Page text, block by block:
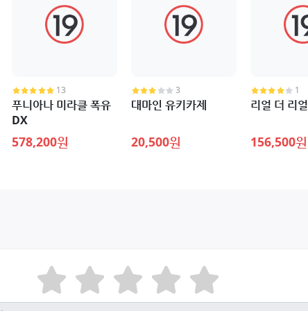
13
푸니아나 미라클 폭유
DX
578,200원
3
대마인 유키카제
20,500원
1
리얼 더 리얼
156,500원